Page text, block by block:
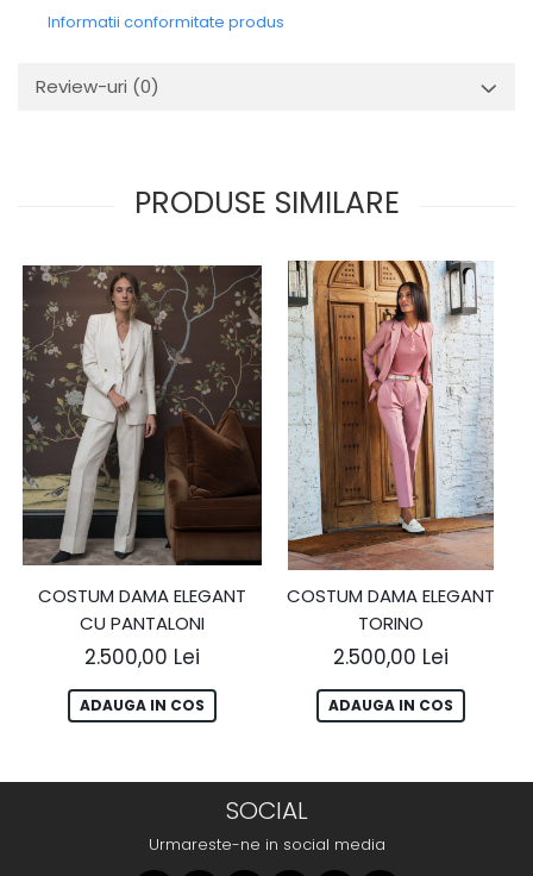
Informatii conformitate produs
Review-uri (0)
PRODUSE SIMILARE
COSTUM DAMA ELEGANT
CU PANTALONI
2.500,00 Lei
ADAUGA IN COS
COSTUM DAMA ELEGANT
TORINO
2.500,00 Lei
ADAUGA IN COS
SOCIAL
Urmareste-ne in social media